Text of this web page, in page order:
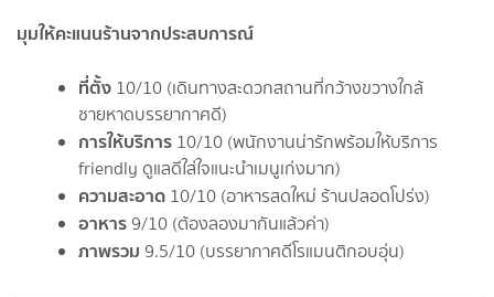
มุมให้คะแนนร้านจากประสบการณ์
ที่ตั้ง 10/10 (เดินทางสะดวกสถานที่กว้างขวางใกล้
ชายหาดบรรยากาศดี)
การให้บริการ 10/10 (พนักงานน่ารักพร้อมให้บริการ
friendly ดูแลดีใส่ใจแนะนำเมนูเก่งมาก)
ความสะอาด 10/10 (อาหารสดใหม่ ร้านปลอดโปร่ง)
อาหาร9/10 (ต้องลองมากันแล้วค่า)
ภาพรวม 9.5/10 (บรรยากาศดีโรแมนติกอบอุ่น)